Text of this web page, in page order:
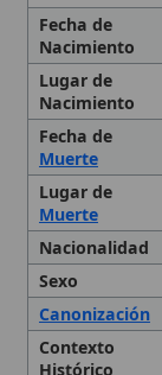
Fecha de
Muerte
Lugar de
Muerte
Nacionalidad
Sexo
Canonización
Contexto
Histórico
Importancia
Organizador
Patronazgo